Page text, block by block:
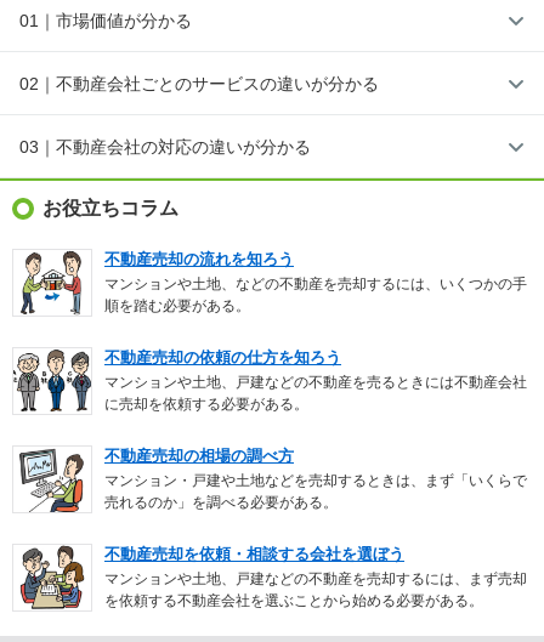
01｜市場価値が分かる
02｜不動産会社ごとのサービスの違いが分かる
03｜不動産会社の対応の違いが分かる
お役立ちコラム
不動産売却の流れを知ろう
マンションや土地、などの不動産を売却するには、いくつかの手
順を踏む必要がある。
不動産売却の依頼の仕方を知ろう
マンションや土地、戸建などの不動産を売るときには不動産会社
に売却を依頼する必要がある。
不動産売却の相場の調べ方
マンション・戸建や土地などを売却するときは、まず「いくらで
売れるのか」を調べる必要がある。
不動産売却を依頼・相談する会社を選ぼう
マンションや土地、戸建などの不動産を売却するには、まず売却
を依頼する不動産会社を選ぶことから始める必要がある。